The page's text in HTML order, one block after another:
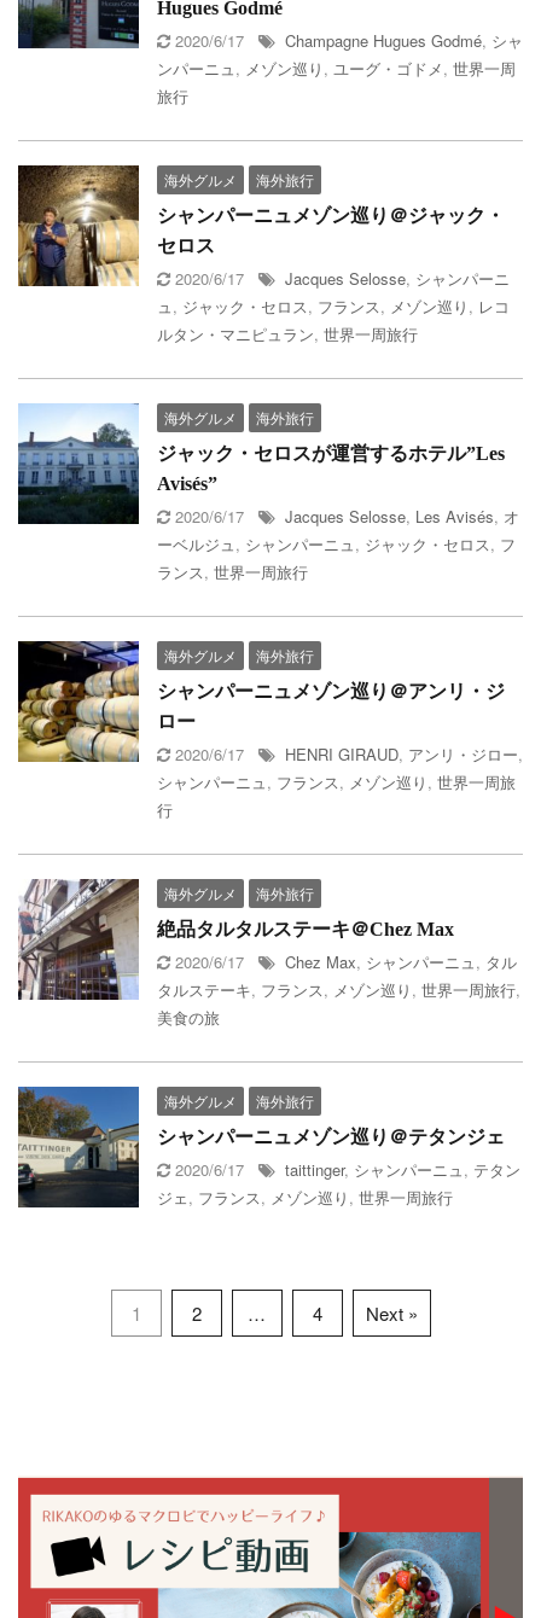
Hugues Godmé
2020/6/17 Champagne Hugues Godmé, シャ
ンパーニュ, メゾン巡り , ユーグ・ゴドメ, 世界一周
旅行
海外グルメ
海外旅行
シャンパーニュメゾン巡り＠ジャック・
セロス
2020/6/17 Jacques Selosse, シャンパーニ
ュ, ジャック・セロス, フランス, メゾン巡り , レコ
ルタン・マニピュラン, 世界一周旅行
海外グルメ
海外旅行
ジャック・セロスが運営するホテル”Les
Avisés”
2020/6/17 Jacques Selosse, Les Avisés, オ
ーベルジュ, シャンパーニュ, ジャック・セロス, フ
ランス, 世界一周旅行
海外グルメ
海外旅行
シャンパーニュメゾン巡り＠アンリ・ジ
ロー
2020/6/17 HENRI GIRAUD, アンリ・ジロー,
シャンパーニュ, フランス, メゾン巡り , 世界一周旅
行
海外グルメ
海外旅行
絶品タルタルステーキ＠Chez Max
2020/6/17 Chez Max, シャンパーニュ, タル
タルステーキ, フランス, メゾン巡り , 世界一周旅行,
美食の旅
海外グルメ
海外旅行
シャンパーニュメゾン巡り＠テタンジェ
2020/6/17 taittinger‬, シャンパーニュ, テタン
ジェ, フランス, メゾン巡り , 世界一周旅行
1 2 … 4 Next »